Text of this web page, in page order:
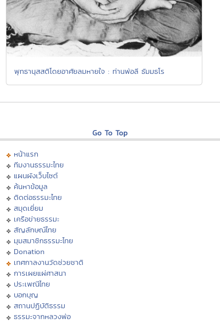
พุทธานุสสติโดยอาศัยลมหายใจ : ท่านพ่อลี ธัมมธโร
Go To Top
หน้าแรก
ทีมงานธรรมะไทย
แผนผังเว็บไซต์
ค้นหาข้อมูล
ติดต่อธรรมะไทย
สมุดเยี่ยม
เครือข่ายธรรมะ
สัญลักษณ์ไทย
มุมสมาชิกธรรมะไทย
Donation
เทศกาลงานวัดช่วยชาติ
การเผยแผ่ศาสนา
ประเพณีไทย
บอกบุญ
สถานปฏิบัติธรรม
ธรรมะจากหลวงพ่อ